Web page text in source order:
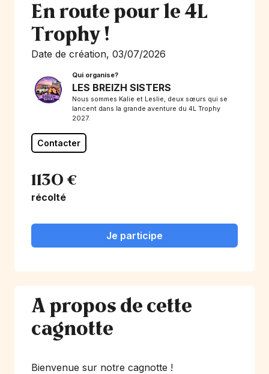
En route pour le 4L
Trophy !
Date de création, 03/07/2026
Qui organise?
LES BREIZH SISTERS
Nous sommes Kalie et Leslie, deux sœurs qui se
lancent dans la grande aventure du 4L Trophy
2027.
Contacter
1130 €
récolté
Je participe
A propos de cette
cagnotte
Bienvenue sur notre cagnotte !